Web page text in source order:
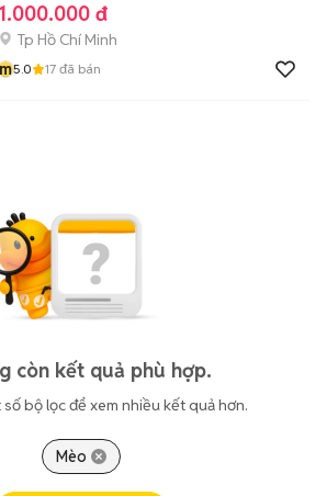
1.000.000 đ
Tp Hồ Chí Minh
m5.0 17 đã bán
còn kết quả phù hợp.
bộ lọc để xem nhiều kết quả hơn.
Mèo